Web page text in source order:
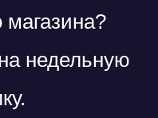
магазина?
недельную